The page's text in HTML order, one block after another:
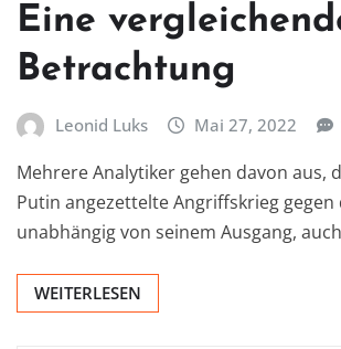
Eine
Betrachtung
Leonid Luks Mai 27, 2022
Mehrere Analytiker gehen davon aus,
Putin angezettelte Angriffskrieg gegen
unabhängig von seinem Ausgang,
WEITERLESEN